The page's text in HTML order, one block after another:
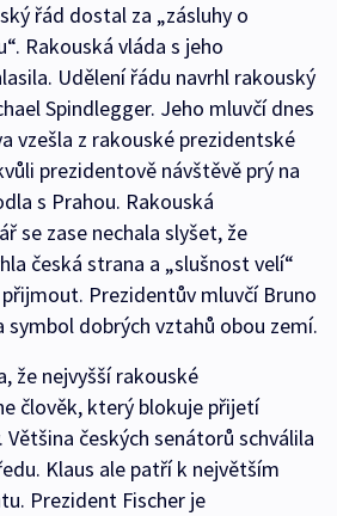
řád dostal za „zásluhy o
Rakouská vláda s jeho
Udělení řádu navrhl rakouský
Spindlegger. Jeho mluvčí dnes
vzešla z rakouské prezidentské
prezidentově návštěvě prý na
s Prahou. Rakouská
se zase nechala slyšet, že
česká strana a „slušnost velí“
Prezidentův mluvčí Bruno
symbol dobrých vztahů obou zemí.
že nejvyšší rakouské
člověk, který blokuje přijetí
Většina českých senátorů schválila
Klaus ale patří k největším
Prezident Fischer je